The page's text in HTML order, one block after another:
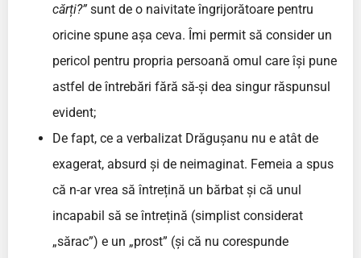
cărți?”sunt de o naivitate îngrijorătoare pentru
oricine spune așa ceva. Îmi permit să consider un
pericol pentru propria persoană omul care își pune
astfel de întrebări fără să-și dea singur răspunsul
evident;
De fapt, ce a verbalizat Drăgușanu nu e atât de
exagerat, absurd și de neimaginat. Femeia a spus
că n-ar vrea să întrețină un bărbat și că unul
incapabil să se întrețină (simplist considerat
„sărac”) e un „prost” (și că nu corespunde